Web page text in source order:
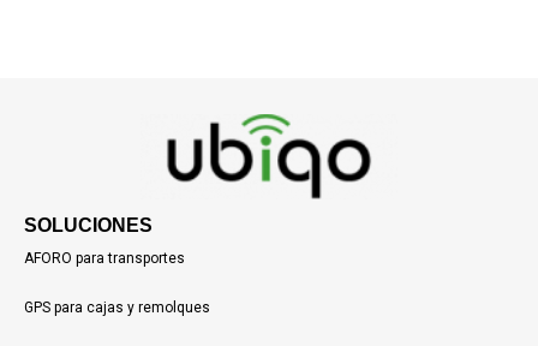
SOLUCIONES
AFORO para transportes
GPS para cajas y remolques